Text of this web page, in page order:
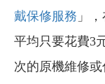
戴保修服務 」
平均只要花費3
次的原機維修